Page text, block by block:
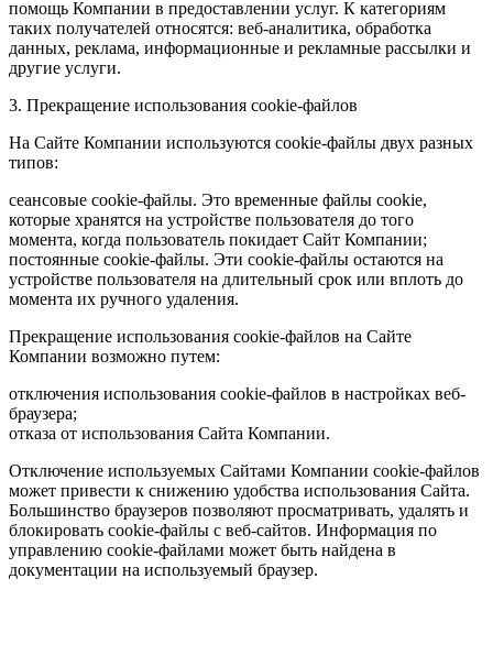
помощь Компании в предоставлении услуг. К категориям
таких получателей относятся: веб-аналитика, обработка
данных, реклама, информационные и рекламные рассылки и
другие услуги.
3. Прекращение использования cookie-файлов
На Сайте Компании используются cookie-файлы двух разных
типов:
сеансовые cookie-файлы. Это временные файлы cookie,
которые хранятся на устройстве пользователя до того
момента, когда пользователь покидает Сайт Компании;
постоянные cookie-файлы. Эти cookie-файлы остаются на
устройстве пользователя на длительный срок или вплоть до
момента их ручного удаления.
Прекращение использования cookie-файлов на Сайте
Компании возможно путем:
отключения использования cookie-файлов в настройках веб-
браузера;
отказа от использования Сайта Компании.
Отключение используемых Сайтами Компании cookie-файлов
может привести к снижению удобства использования Сайта.
Большинство браузеров позволяют просматривать, удалять и
блокировать cookie-файлы c веб-сайтов. Информация по
управлению cookie-файлами может быть найдена в
документации на используемый браузер.